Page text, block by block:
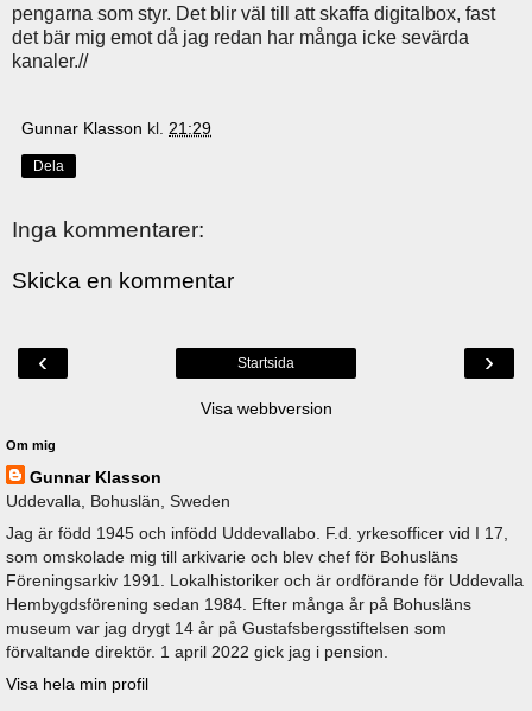
pengarna som styr. Det blir väl till att skaffa digitalbox, fast
det bär mig emot då jag redan har många icke sevärda
kanaler.//
Gunnar Klasson kl. 21:29
Dela
Inga kommentarer:
Skicka en kommentar
‹ ›
Startsida
Visa webbversion
Om mig
Gunnar Klasson
Uddevalla, Bohuslän, Sweden
Jag är född 1945 och infödd Uddevallabo. F.d. yrkesofficer vid I 17,
som omskolade mig till arkivarie och blev chef för Bohusläns
Föreningsarkiv 1991. Lokalhistoriker och är ordförande för Uddevalla
Hembygdsförening sedan 1984. Efter många år på Bohusläns
museum var jag drygt 14 år på Gustafsbergsstiftelsen som
förvaltande direktör. 1 april 2022 gick jag i pension.
Visa hela min profil